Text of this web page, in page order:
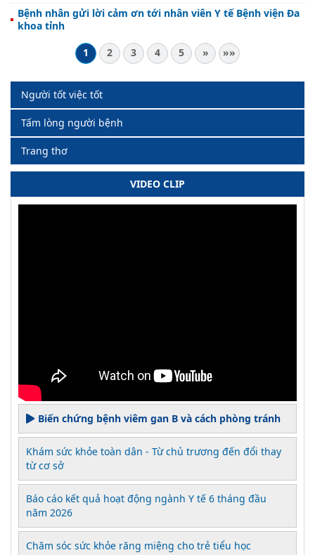
Bệnh nhân gửi lời cảm ơn tới nhân viên Y tế Bệnh viện Đa
khoa tỉnh
1
2 3 4 5 » »»
Người tốt việc tốt
Tấm lòng người bệnh
Trang thơ
VIDEO CLIP
Biến chứng bệnh viêm gan B và cách phòng tránh
Khám sức khỏe toàn dân - Từ chủ trương đến đổi thay
từ cơ sở
Báo cáo kết quả hoạt động ngành Y tế 6 tháng đầu
năm 2026
Chăm sóc sức khỏe răng miệng cho trẻ tiểu học